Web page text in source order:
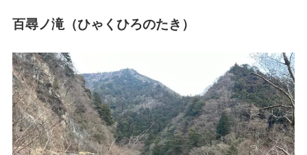
百尋ノ滝（ひゃくひろのたき）